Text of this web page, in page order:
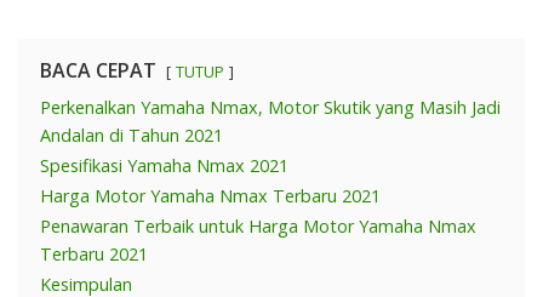
BACA CEPAT TUTUP
Perkenalkan Yamaha Nmax, Motor Skutik yang Masih Jadi
Andalan di Tahun 2021
Spesifikasi Yamaha Nmax 2021
Harga Motor Yamaha Nmax Terbaru 2021
Penawaran Terbaik untuk Harga Motor Yamaha Nmax
Terbaru 2021
Kesimpulan